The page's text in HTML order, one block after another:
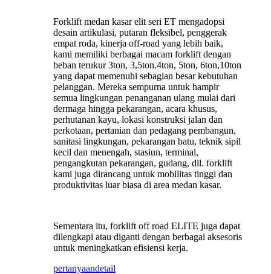
Forklift medan kasar elit seri ET mengadopsi
desain artikulasi, putaran fleksibel, penggerak
empat roda, kinerja off-road yang lebih baik,
kami memiliki berbagai macam forklift dengan
beban terukur 3ton, 3,5ton.4ton, 5ton, 6ton,10ton
yang dapat memenuhi sebagian besar kebutuhan
pelanggan. Mereka sempurna untuk hampir
semua lingkungan penanganan ulang mulai dari
dermaga hingga pekarangan, acara khusus,
perhutanan kayu, lokasi konstruksi jalan dan
perkotaan, pertanian dan pedagang pembangun,
sanitasi lingkungan, pekarangan batu, teknik sipil
kecil dan menengah, stasiun, terminal,
pengangkutan pekarangan, gudang, dll. forklift
kami juga dirancang untuk mobilitas tinggi dan
produktivitas luar biasa di area medan kasar.
Sementara itu, forklift off road ELITE juga dapat
dilengkapi atau diganti dengan berbagai aksesoris
untuk meningkatkan efisiensi kerja.
pertanyaandetail